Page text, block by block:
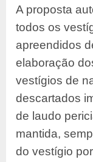
A proposta
todos os
apreendidos
elaboração
vestígios de
descartados
de laudo
mantida,
do vestígio